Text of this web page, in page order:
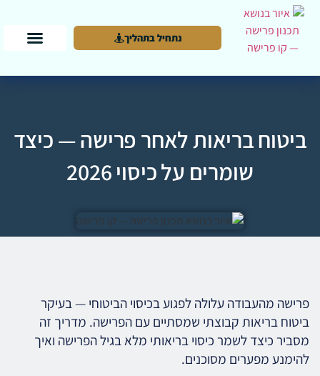
נתחיל בתהליך
ביטוח בריאות לאחר פרישה — כיצד
שומרים על כיסוי 2026
פרישה מהעבודה עלולה לפגוע בכיסוי הביטוחי — בעיקר
ביטוח בריאות קבוצתי שמסתיים עם הפרישה. מדריך זה
מסביר כיצד לשמר כיסוי בריאותי מלא בגיל הפרישה ואיך
להימנע מפערים מסוכנים.